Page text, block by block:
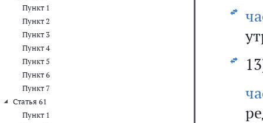
Пункт 1
Пункт 2
Пункт 3
Пункт 4
Пункт 5
Пункт 6
Пункт 7
Статья 61
Пункт 1